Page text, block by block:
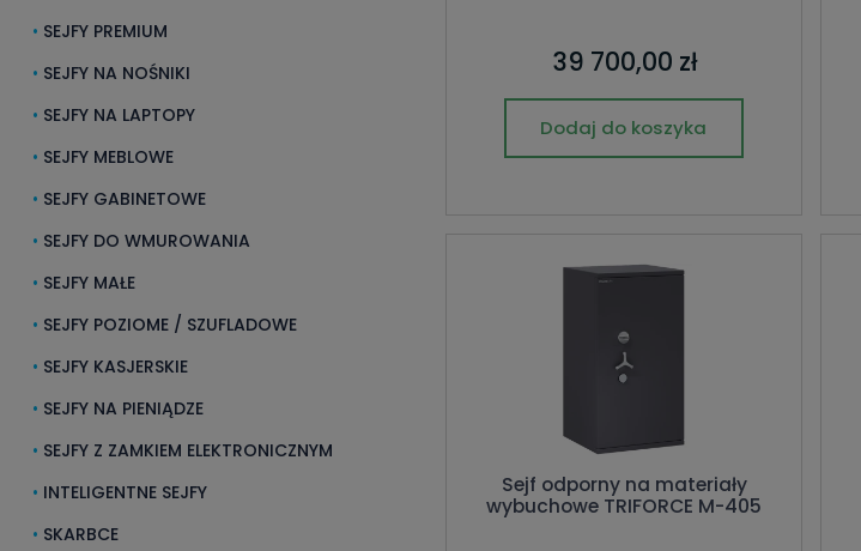
SEJFY PREMIUM
SEJFY NA NOŚNIKI
SEJFY NA LAPTOPY
SEJFY MEBLOWE
SEJFY GABINETOWE
SEJFY DO WMUROWANIA
SEJFY MAŁE
SEJFY POZIOME / SZUFLADOWE
SEJFY KASJERSKIE
SEJFY NA PIENIĄDZE
SEJFY Z ZAMKIEM ELEKTRONICZNYM
INTELIGENTNE SEJFY
SKARBCE
39 700,00 zł
Dodaj do koszyka
Sejf odporny na materiały
wybuchowe TRIFORCE M-405